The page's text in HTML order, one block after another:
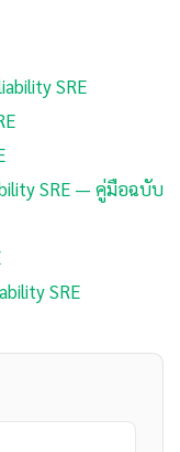
SRE
SRE — คู่มือฉบับ
SRE